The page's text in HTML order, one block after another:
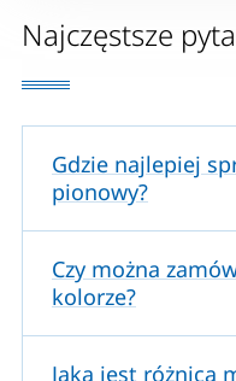
Najczęstsze
Gdzie najlepiej
pionowy?
Czy można
kolorze?
Jaka jest różnica